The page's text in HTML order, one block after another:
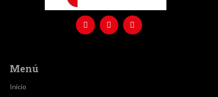
Menú
Inicio